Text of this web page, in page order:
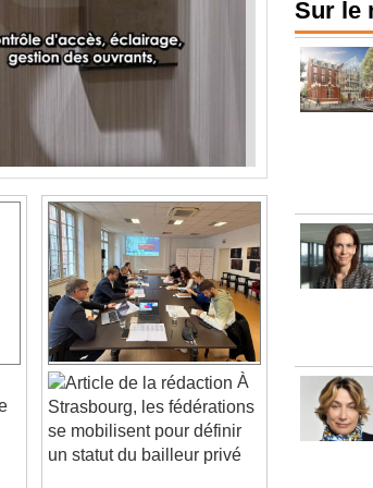
À
Strasbourg, les fédérations
se mobilisent pour définir
un statut du bailleur privé
Sur le